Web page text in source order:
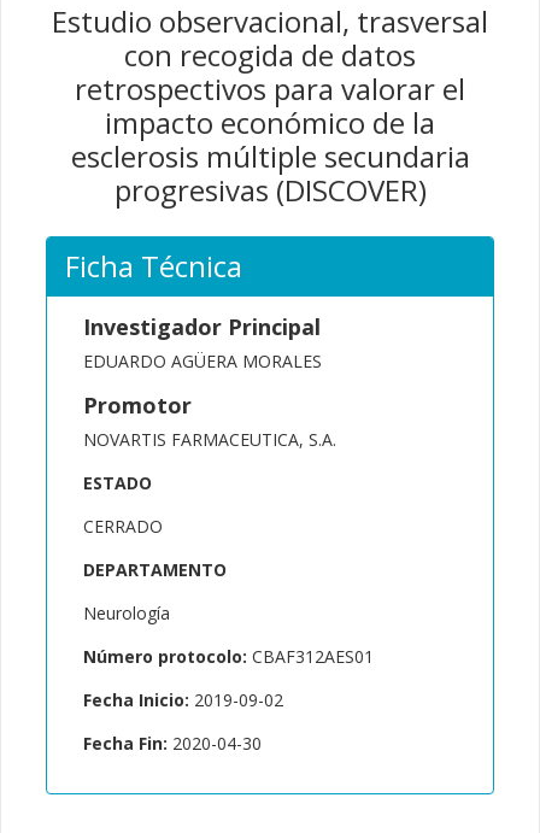
Estudio observacional, trasversal
con recogida de datos
retrospectivos para valorar el
impacto económico de la
esclerosis múltiple secundaria
progresivas (DISCOVER)
Ficha Técnica
Investigador Principal
EDUARDO AGÜERA MORALES
Promotor
NOVARTIS FARMACEUTICA, S.A.
ESTADO
CERRADO
DEPARTAMENTO
Neurología
Número protocolo: CBAF312AES01
Fecha Inicio: 2019-09-02
Fecha Fin: 2020-04-30